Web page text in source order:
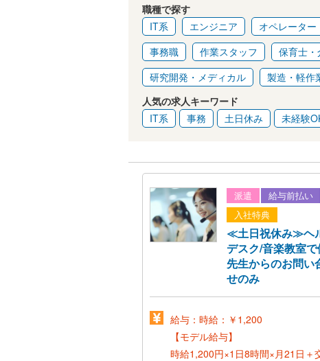
職種で探す
IT系
エンジニア オペレーター
事務職
作業スタッフ 保育士
研究開発・メディカル
製造・軽作
人気の求人キーワード
IT系
事務 土日休み 未経験
派遣
給与前払い
入社特典
≪土日祝休み≫ヘ
デスク/音楽教室で
先生からのお問い
せのみ
給与：時給：￥1,200
【モデル給与】
時給1,200円×1日8時間×月21日＋